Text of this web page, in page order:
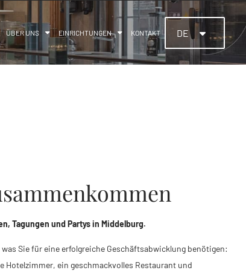
ÜBER UNS EINRICHTUNGEN KONTAKT DE
Tagungen und Partys in Middelburg.
Sie für eine erfolgreiche Geschäftsabwicklung benötigen:
ein geschmackvolles Restaurant und